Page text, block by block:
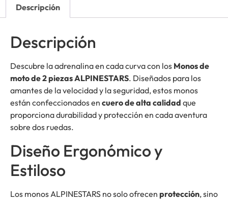
Descripción
Descripción
Descubre la adrenalina en cada curva con los Monos de
moto de 2 piezas ALPINESTARS. Diseñados para los
amantes de la velocidad y la seguridad, estos monos
están confeccionados en cuero de alta calidad que
proporciona durabilidad y protección en cada aventura
sobre dos ruedas.
Diseño Ergonómico y
Estiloso
Los monos ALPINESTARS no solo ofrecen protección, sino